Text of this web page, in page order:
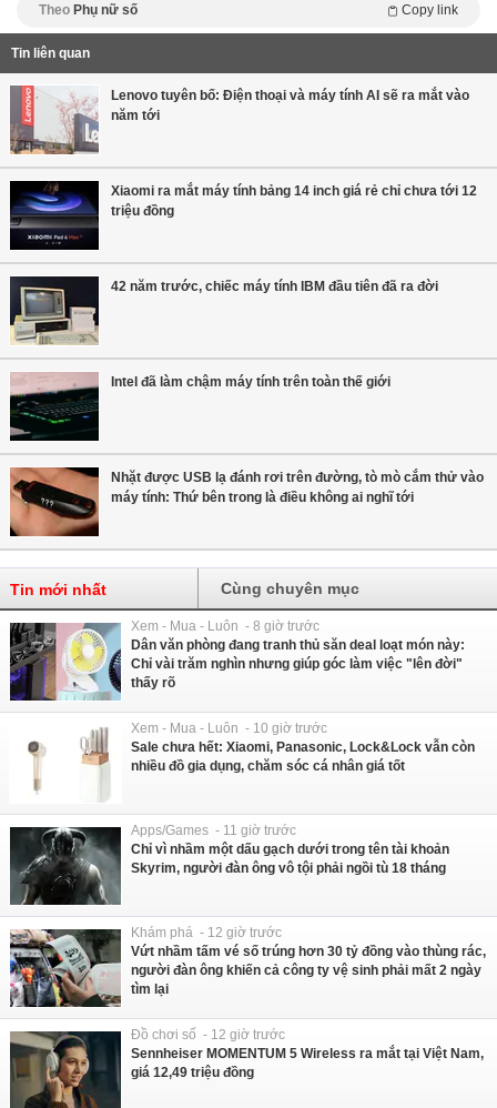
Theo Phụ nữ số Copy link
Tin liên quan
Lenovo tuyên bố: Điện thoại và máy tính AI sẽ ra mắt vào
năm tới
Xiaomi ra mắt máy tính bảng 14 inch giá rẻ chỉ chưa tới 12
triệu đồng
42 năm trước, chiếc máy tính IBM đầu tiên đã ra đời
Intel đã làm chậm máy tính trên toàn thế giới
Nhặt được USB lạ đánh rơi trên đường, tò mò cắm thử vào
máy tính: Thứ bên trong là điều không ai nghĩ tới
Tin mới nhất Cùng chuyên mục
Xem - Mua - Luôn - 8 giờ trước
Dân văn phòng đang tranh thủ săn deal loạt món này:
Chỉ vài trăm nghìn nhưng giúp góc làm việc "lên đời"
thấy rõ
Xem - Mua - Luôn - 10 giờ trước
Sale chưa hết: Xiaomi, Panasonic, Lock&Lock vẫn còn
nhiều đồ gia dụng, chăm sóc cá nhân giá tốt
Apps/Games - 11 giờ trước
Chỉ vì nhầm một dấu gạch dưới trong tên tài khoản
Skyrim, người đàn ông vô tội phải ngồi tù 18 tháng
Khám phá - 12 giờ trước
Vứt nhầm tấm vé số trúng hơn 30 tỷ đồng vào thùng rác,
người đàn ông khiến cả công ty vệ sinh phải mất 2 ngày
tìm lại
Đồ chơi số - 12 giờ trước
Sennheiser MOMENTUM 5 Wireless ra mắt tại Việt Nam,
giá 12,49 triệu đồng